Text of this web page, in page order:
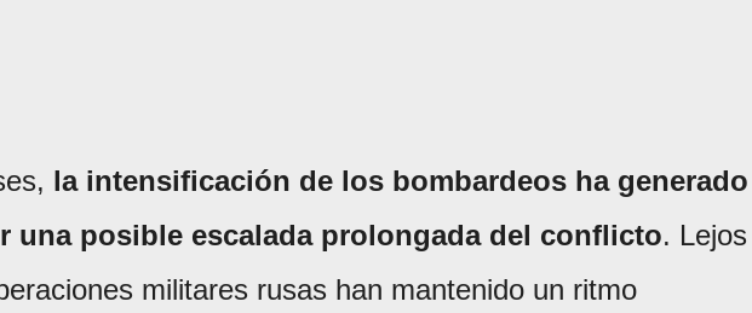
la intensificación de los bombardeos ha generado
una posible escalada prolongada del conflicto. Lejos
militares rusas han mantenido un ritmo